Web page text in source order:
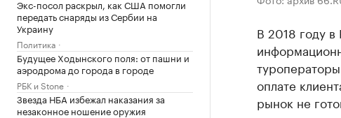
Экс-посол раскрыл, как США помогли
передать снаряды из Сербии на
Украину
Политика
Будущее Ходынского поля: от пашни и
аэродрома до города в городе
РБК и Stone
Звезда НБА избежал наказания за
незаконное ношение оружия
В 2018 году в
оплате
рынок не